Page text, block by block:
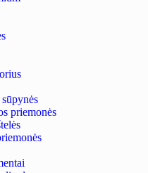
priemonės